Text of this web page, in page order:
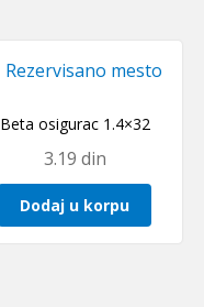
Beta osigurac 1.4×32
3.19 din
Dodaj u korpu